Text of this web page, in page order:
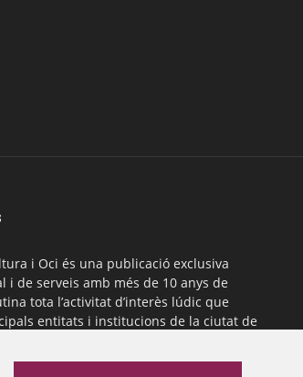
i Oci és una publicació exclusiva
i de serveis amb més de 10 anys de
tota l’activitat d’interès lúdic que
entitats i institucions de la ciutat de